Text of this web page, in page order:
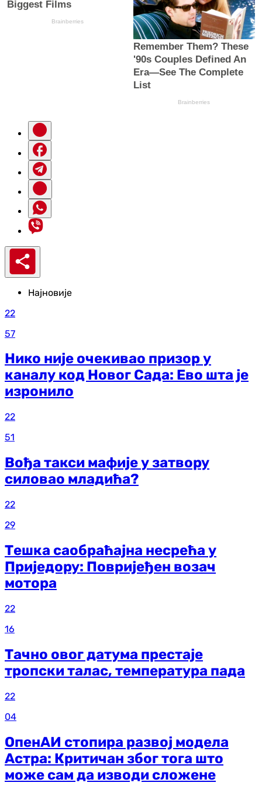
Најновије
22
57
Нико није очекивао призор у
каналу код Новог Сада: Ево шта је
изронило
22
51
Вођа такси мафије у затвору
силовао младића?
22
29
Тешка саобраћајна несрећа у
Приједору: Повријеђен возач
мотора
22
16
Тачно овог датума престаје
тропски талас, температура пада
22
04
ОпенАИ стопира развој модела
Астра: Критичан због тога што
може сам да изводи сложене